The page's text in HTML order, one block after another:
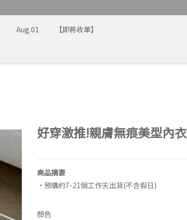
Aug.01
【即將收單】
好穿激推!親膚無痕美型內衣
商品摘要
•預購約7-21個工作天出貨(不含假日)
顏色